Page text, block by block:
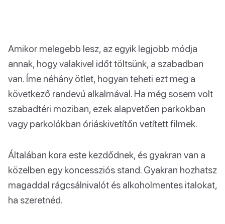
Amikor melegebb lesz, az egyik legjobb módja
annak, hogy valakivel időt töltsünk, a szabadban
van. Íme néhány ötlet, hogyan teheti ezt meg a
következő randevú alkalmával. Ha még sosem volt
szabadtéri moziban, ezek alapvetően parkokban
vagy parkolókban óriáskivetítőn vetített filmek.
Általában kora este kezdődnek, és gyakran van a
közelben egy koncessziós stand. Gyakran hozhatsz
magaddal rágcsálnivalót és alkoholmentes italokat,
ha szeretnéd.